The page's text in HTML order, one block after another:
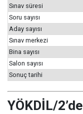
Sınav süresi
Soru sayısı
Aday sayısı
Sınav merkezi
Bina sayısı
Salon sayısı
Sonuç tarihi
YÖKDİL/